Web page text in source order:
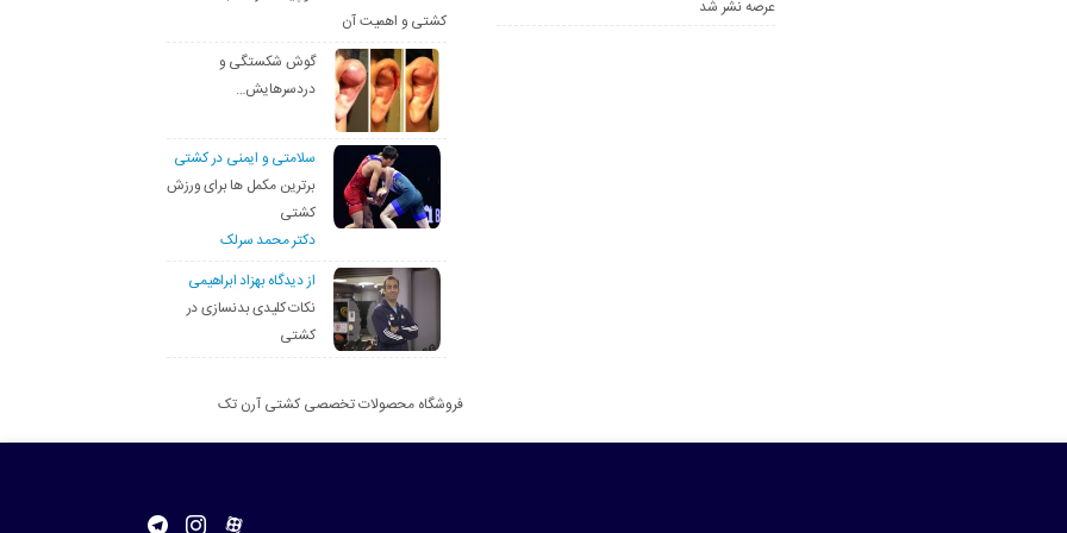
عرصه نشر شد
کشتی و اهمیت آن
گوش شکستگی و
دردسرهایش…
سلامتی و ایمنی در کشتی
برترین مکمل ها برای ورزش
کشتی
دکتر محمد سرلک
از دیدگاه بهزاد ابراهیمی
نکات کلیدی بدنسازی در
کشتی
فروشگاه محصولات تخصصی کشتی آرن تک